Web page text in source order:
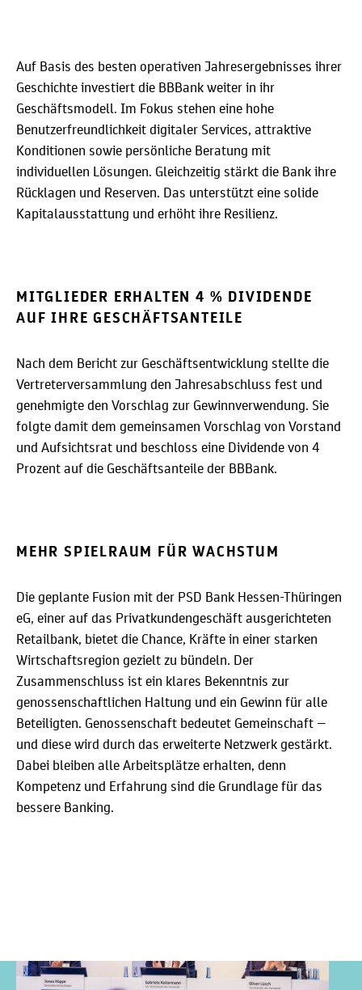
Auf Basis des besten operativen Jahresergebnisses ihrer
Geschichte investiert die BBBank weiter in ihr
Geschäftsmodell. Im Fokus stehen eine hohe
Benutzerfreundlichkeit digitaler Services, attraktive
Konditionen sowie persönliche Beratung mit
individuellen Lösungen. Gleichzeitig stärkt die Bank ihre
Rücklagen und Reserven. Das unterstützt eine solide
Kapitalausstattung und erhöht ihre Resilienz.
MITGLIEDER ERHALTEN 4 % DIVIDENDE
AUF IHRE GESCHÄFTSANTEILE
Nach dem Bericht zur Geschäftsentwicklung stellte die
Vertreterversammlung den Jahresabschluss fest und
genehmigte den Vorschlag zur Gewinnverwendung. Sie
folgte damit dem gemeinsamen Vorschlag von Vorstand
und Aufsichtsrat und beschloss eine Dividende von 4
Prozent auf die Geschäftsanteile der BBBank.
MEHR SPIELRAUM FÜR WACHSTUM
Die geplante Fusion mit der PSD Bank Hessen-Thüringen
eG, einer auf das Privatkundengeschäft ausgerichteten
Retailbank, bietet die Chance, Kräfte in einer starken
Wirtschaftsregion gezielt zu bündeln. Der
Zusammenschluss ist ein klares Bekenntnis zur
genossenschaftlichen Haltung und ein Gewinn für alle
Beteiligten. Genossenschaft bedeutet Gemeinschaft —
und diese wird durch das erweiterte Netzwerk gestärkt.
Dabei bleiben alle Arbeitsplätze erhalten, denn
Kompetenz und Erfahrung sind die Grundlage für das
bessere Banking.